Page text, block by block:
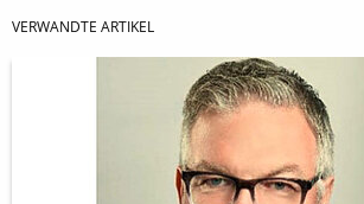
VERWANDTE ARTIKEL